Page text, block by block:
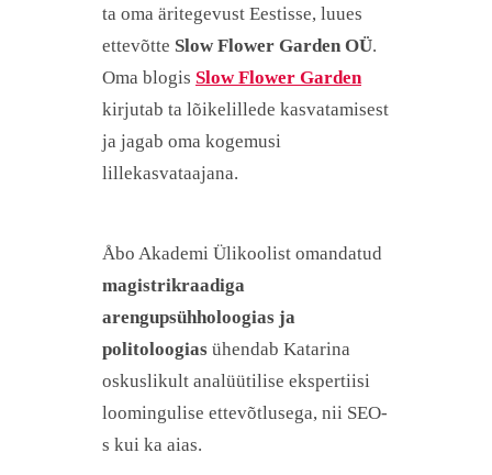
ta oma äritegevust Eestisse, luues
ettevõtte Slow Flower Garden OÜ.
Oma blogis Slow Flower Garden
kirjutab ta lõikelillede kasvatamisest
ja jagab oma kogemusi
lillekasvataajana.
Åbo Akademi Ülikoolist omandatud
magistrikraadiga
arengupsühholoogias ja
politoloogias ühendab Katarina
oskuslikult analüütilise ekspertiisi
loomingulise ettevõtlusega, nii SEO-
s kui ka aias.